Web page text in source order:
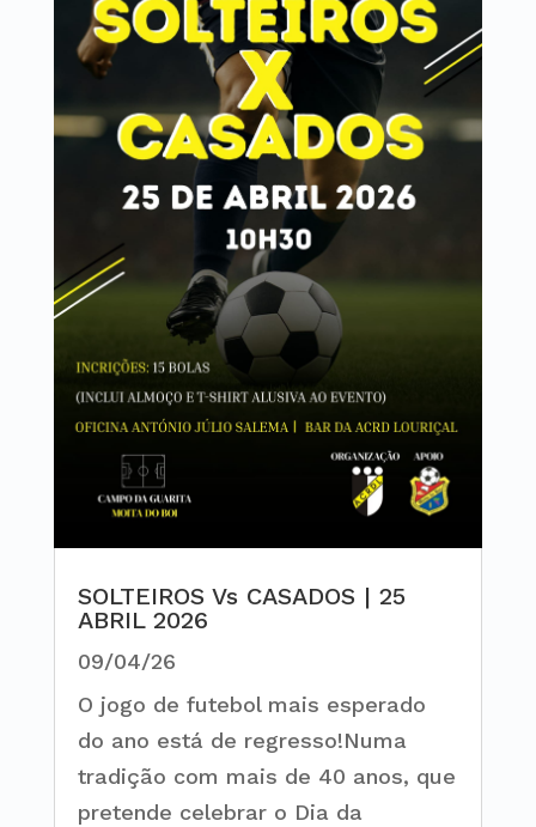
SOLTEIROS Vs CASADOS | 25
ABRIL 2026
09/04/26
O jogo de futebol mais esperado
do ano está de regresso!Numa
tradição com mais de 40 anos, que
pretende celebrar o Dia da